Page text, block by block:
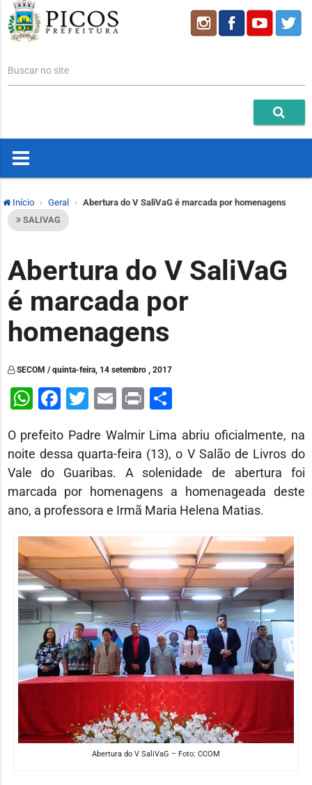
Buscar no site
Início Geral
Abertura do V SaliVaG é marcada por homenagens
SALIVAG
Abertura do V SaliVaG
é marcada por
homenagens
SECOM / quinta-feira, 14 setembro , 2017
WhatsApp
Facebook
Twitter
Email
PrintShare
O prefeito Padre Walmir Lima abriu oficialmente, na
noite dessa quarta-feira (13), o V Salão de Livros do
Vale do Guaribas. A solenidade de abertura foi
marcada por homenagens a homenageada deste
ano, a professora e Irmã Maria Helena Matias.
Abertura do V SaliVaG – Foto: CCOM